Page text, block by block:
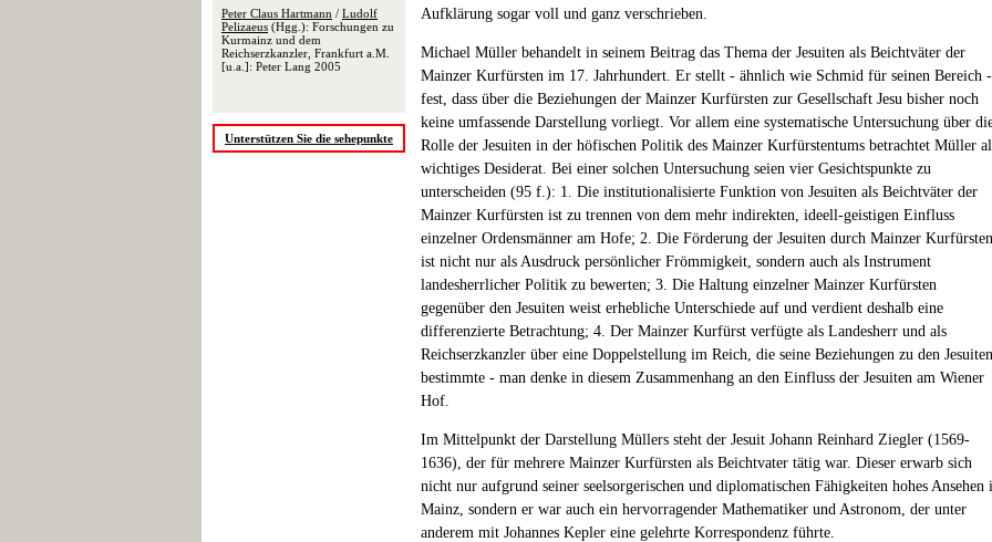
Peter Claus Hartmann / Ludolf
Pelizaeus (Hgg.): Forschungen zu
Kurmainz und dem
Reichserzkanzler, Frankfurt a.M.
[u.a.]: Peter Lang 2005
Unterstützen Sie die sehepunkte
Aufklärung sogar voll und ganz verschrieben.
Michael Müller behandelt in seinem Beitrag das Thema der Jesuiten als Beichtväter der
Mainzer Kurfürsten im 17. Jahrhundert. Er stellt - ähnlich wie Schmid für seinen Bereich -
fest, dass über die Beziehungen der Mainzer Kurfürsten zur Gesellschaft Jesu bisher noch
keine umfassende Darstellung vorliegt. Vor allem eine systematische Untersuchung über
Rolle der Jesuiten in der höfischen Politik des Mainzer Kurfürstentums betrachtet Müller
wichtiges Desiderat. Bei einer solchen Untersuchung seien vier Gesichtspunkte zu
unterscheiden (95 f.): 1. Die institutionalisierte Funktion von Jesuiten als Beichtväter der
Mainzer Kurfürsten ist zu trennen von dem mehr indirekten, ideell-geistigen Einfluss
einzelner Ordensmänner am Hofe; 2. Die Förderung der Jesuiten durch Mainzer Kurfürsten
ist nicht nur als Ausdruck persönlicher Frömmigkeit, sondern auch als Instrument
landesherrlicher Politik zu bewerten; 3. Die Haltung einzelner Mainzer Kurfürsten
gegenüber den Jesuiten weist erhebliche Unterschiede auf und verdient deshalb eine
differenzierte Betrachtung; 4. Der Mainzer Kurfürst verfügte als Landesherr und als
Reichserzkanzler über eine Doppelstellung im Reich, die seine Beziehungen zu den Jesuiten
bestimmte - man denke in diesem Zusammenhang an den Einfluss der Jesuiten am Wiener
Hof.
Im Mittelpunkt der Darstellung Müllers steht der Jesuit Johann Reinhard Ziegler (1569-
1636), der für mehrere Mainzer Kurfürsten als Beichtvater tätig war. Dieser erwarb sich
nicht nur aufgrund seiner seelsorgerischen und diplomatischen Fähigkeiten hohes Ansehen
Mainz, sondern er war auch ein hervorragender Mathematiker und Astronom, der unter
anderem mit Johannes Kepler eine gelehrte Korrespondenz führte.